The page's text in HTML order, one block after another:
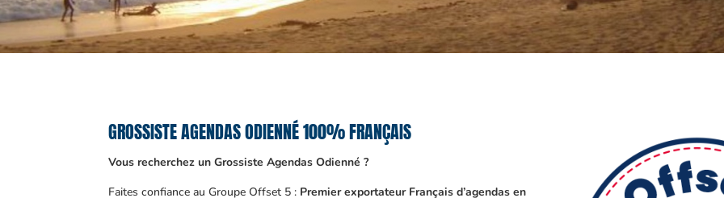
GROSSISTE AGENDAS ODIENNÉ 100% FRANÇAIS
Vous recherchez un Grossiste Agendas Odienné ?
Faites confiance au Groupe Offset 5 : Premier exportateur Français d’agendas en